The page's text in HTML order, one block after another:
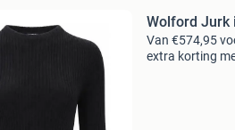
Wolford Jurk
Van €574,95
extra korting